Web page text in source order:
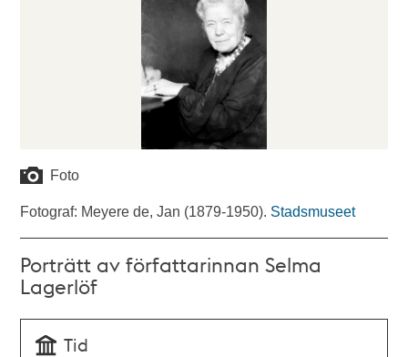
Foto
Fotograf: Meyere de, Jan (1879-1950). Stadsmuseet
Porträtt av författarinnan Selma
Lagerlöf
Tid